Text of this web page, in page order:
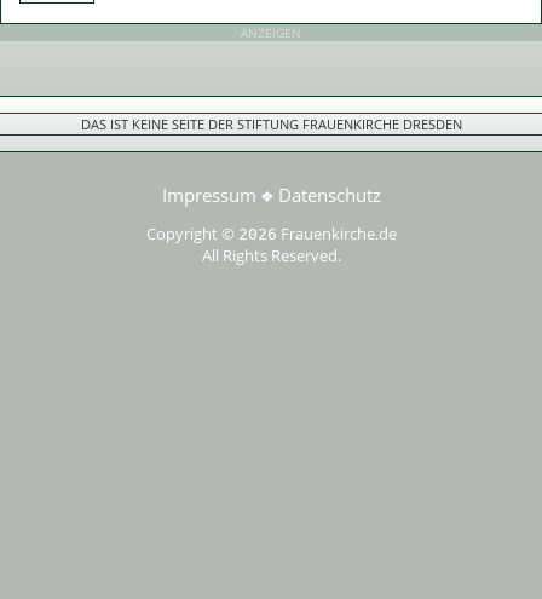
ANZEIGEN
DAS IST KEINE SEITE DER STIFTUNG FRAUENKIRCHE DRESDEN
Impressum ❖ Datenschutz
Copyright © 2026 Frauenkirche.de
All Rights Reserved.